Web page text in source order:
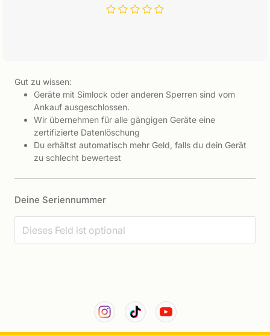
Gut zu wissen:
Geräte mit Simlock oder anderen Sperren sind vom
Ankauf ausgeschlossen.
Wir übernehmen für alle gängigen Geräte eine
zertifizierte Datenlöschung
Du erhältst automatisch mehr Geld, falls du dein Gerät
zu schlecht bewertest
Deine Seriennummer